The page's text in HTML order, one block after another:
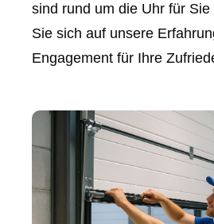
sind rund um die Uhr für Sie
Sie sich auf unsere
Engagement für Ihre